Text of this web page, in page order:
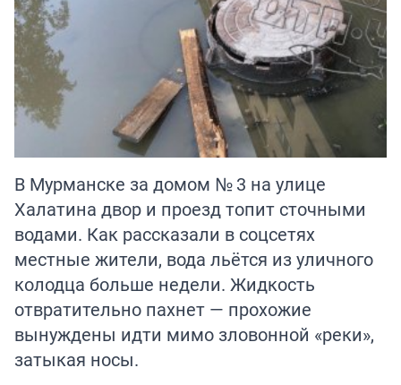
В Мурманске за домом № 3 на улице
Халатина двор и проезд топит сточными
водами. Как рассказали в соцсетях
местные жители, вода льётся из уличного
колодца больше недели. Жидкость
отвратительно пахнет — прохожие
вынуждены идти мимо зловонной «реки»,
затыкая носы.